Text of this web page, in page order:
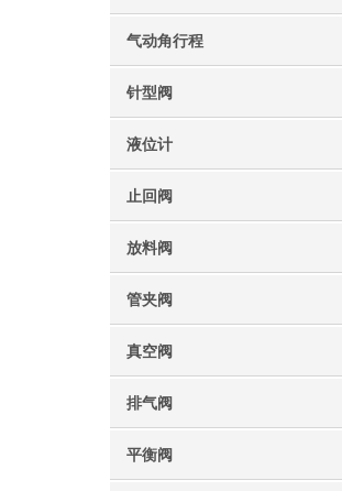
气动角行程
针型阀
液位计
止回阀
放料阀
管夹阀
真空阀
排气阀
平衡阀